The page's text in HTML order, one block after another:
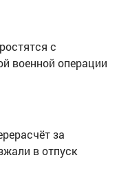
с
военной операции
за
в отпуск